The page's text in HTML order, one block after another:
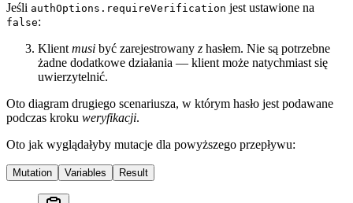
Jeśli authOptions.requireVerification jest ustawione na
false:
Klient musi być zarejestrowany z hasłem. Nie są potrzebne
żadne dodatkowe działania — klient może natychmiast się
uwierzytelnić.
Oto diagram drugiego scenariusza, w którym hasło jest podawane
podczas kroku weryfikacji.
Oto jak wyglądałyby mutacje dla powyższego przepływu:
Mutation Variables Result